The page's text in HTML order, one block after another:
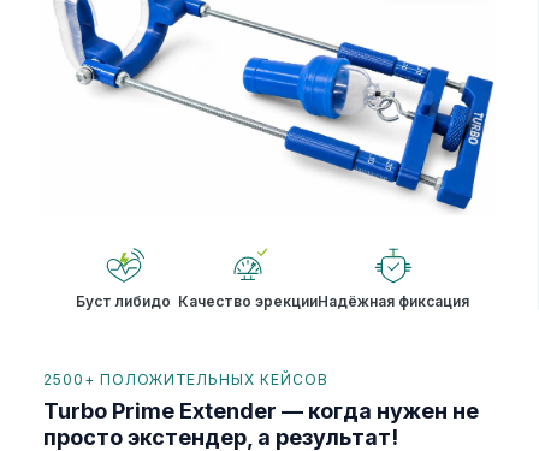
Буст либидо Качество эрекцииНадёжная фиксация
2500+ ПОЛОЖИТЕЛЬНЫХ КЕЙСОВ
Turbo Prime Extender — когда нужен не
просто экстендер, а результат!